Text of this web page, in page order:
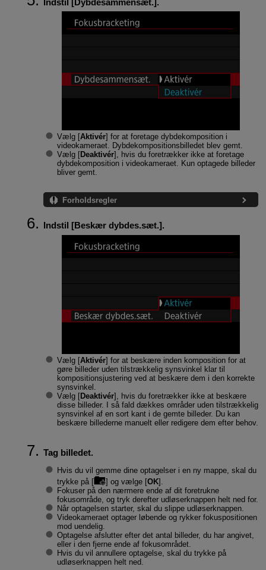
Vælg [Aktivér] for at foretage dybdekomposition i
videokameraet. Dybdekompositionsbilledet blev gemt.
Vælg [Deaktivér], hvis du foretrækker ikke at foretage
dybdekomposition i videokameraet. Kun optagede billeder
bliver gemt.
Forholdsregler
Indstil [Beskær dybdes.sæt.].
Vælg [Aktivér] for at beskære inden komposition for at
gøre billeder uden tilstrækkelig synsvinkel klar til
kompositionsjustering ved at beskære dem i den korrekte
synsvinkel.
Vælg [Deaktivér], hvis du foretrækker ikke at beskære
disse billeder. I så fald dækkes områder uden tilstrækkelig
synsvinkel af en sort kant i de gemte billeder. Du kan
beskære billederne manuelt eller redigere dem efter behov.
Tag billedet.
Hvis du vil gemme dine optagelser i en ny mappe, skal du
trykke på [
] og vælge [OK].
Fokuser på den nærmere ende af dit foretrukne
fokusområde, og tryk derefter udløserknappen helt ned for.
Når optagelsen starter, skal du slippe udløserknappen.
Videokameraet optager løbende og rykker fokuspositionen
mod uendelig.
Optagelse afslutter efter det antal billeder, du har angivet,
eller i den fjerne ende af fokusområdet.
Hvis du vil annullere optagelse, skal du trykke på
udløserknappen helt ned.